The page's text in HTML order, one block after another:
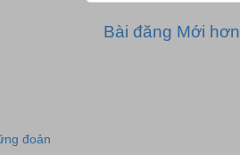
Bài đăng Mới hơn
đoản